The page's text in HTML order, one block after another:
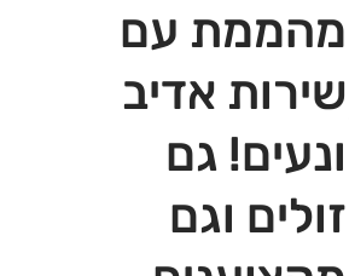
מהממת עם
שירות אדיב
ונעים! גם
זולים וגם